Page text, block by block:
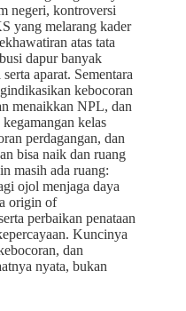
negeri, kontroversi
yang melarang kader
atas tata
dapur banyak
aparat. Sementara
kebocoran
menaikkan NPL, dan
kelas
perdagangan, dan
bisa naik dan ruang
masih ada ruang:
ojol menjaga daya
origin of
perbaikan penataan
Kuncinya
dan
nyata, bukan